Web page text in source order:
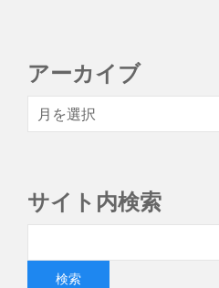
アーカイブ
サイト内検索